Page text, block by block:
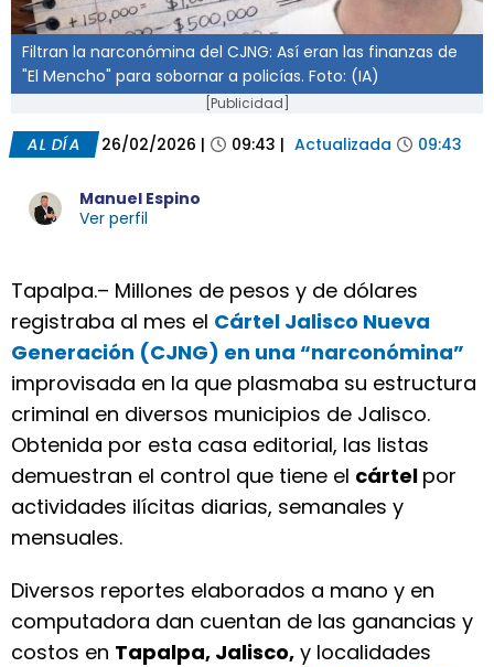
Filtran la narconómina del CJNG: Así eran las finanzas de
"El Mencho" para sobornar a policías. Foto: (IA)
[Publicidad]
AL DÍA 26/02/2026 | 09:43 | Actualizada 09:43
Manuel Espino
Ver perfil
Tapalpa.– Millones de pesos y de dólares
registraba al mes el Cártel Jalisco Nueva
Generación (CJNG) en una “narconómina”
improvisada en la que plasmaba su estructura
criminal en diversos municipios de Jalisco.
Obtenida por esta casa editorial, las listas
demuestran el control que tiene el cártel por
actividades ilícitas diarias, semanales y
mensuales.
Diversos reportes elaborados a mano y en
computadora dan cuentan de las ganancias y
costos en Tapalpa, Jalisco, y localidades